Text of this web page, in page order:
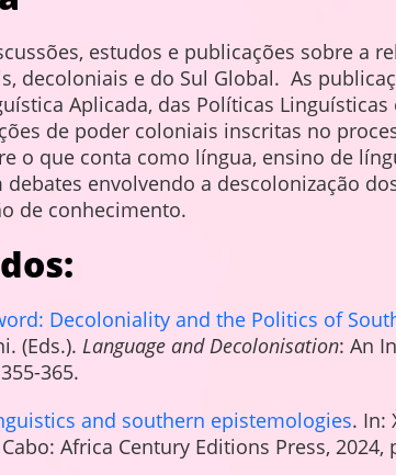
estudos e publicações sobre a
decoloniais e do Sul Global. As
Aplicada, das Políticas
de poder coloniais inscritas no
o que conta como língua, ensino de
envolvendo a descolonização
de conhecimento.
Decoloniality and the Politics of
(Eds.). Language and Decolonisation: An
365.
and southern epistemologies. In:
Africa Century Editions Press, 2024,